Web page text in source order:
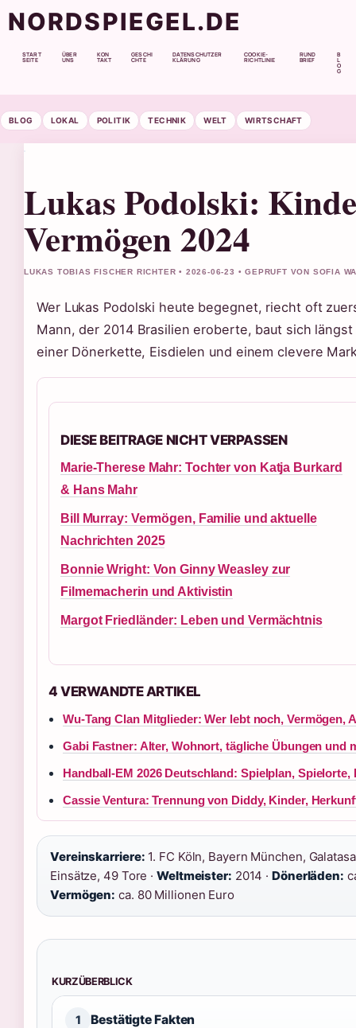
NORDSPIEGEL.DE
START
SEITE
ÜBER
UNS
KON
TAKT
GESCHI
CHTE
DATENSCHUTZER
KLÄRUNG
COOKIE-
RICHTLINIE
RUND
BRIEF
B
L
O
G
BLOG LOKAL POLITIK TECHNIK WELT WIRTSCHAFT
Lukas Podolski:
Vermögen 2024
LUKAS TOBIAS FISCHER RICHTER • 2026-06-23 • GEPRUFT VON SOFIA
Wer Lukas Podolski heute begegnet, riecht oft
Mann, der 2014 Brasilien eroberte, baut sich
einer Dönerkette, Eisdielen und einem clevere
DIESE BEITRAGE NICHT VERPASSEN
Marie-Therese Mahr: Tochter von Katja Burkard
& Hans Mahr
Bill Murray: Vermögen, Familie und aktuelle
Nachrichten 2025
Bonnie Wright: Von Ginny Weasley zur
Filmemacherin und Aktivistin
Margot Friedländer: Leben und Vermächtnis
4 VERWANDTE ARTIKEL
Wu-Tang Clan Mitglieder: Wer lebt noch, Vermögen,
Gabi Fastner: Alter, Wohnort, tägliche Übungen und
Handball-EM 2026 Deutschland: Spielplan, Spielorte,
Cassie Ventura: Trennung von Diddy, Kinder,
Vereinskarriere: 1. FC Köln, Bayern München,
Einsätze, 49 Tore ·Weltmeister: 2014 ·Dönerläden:
Vermögen: ca. 80 Millionen Euro
KURZÜBERBLICK
1 Bestätigte Fakten